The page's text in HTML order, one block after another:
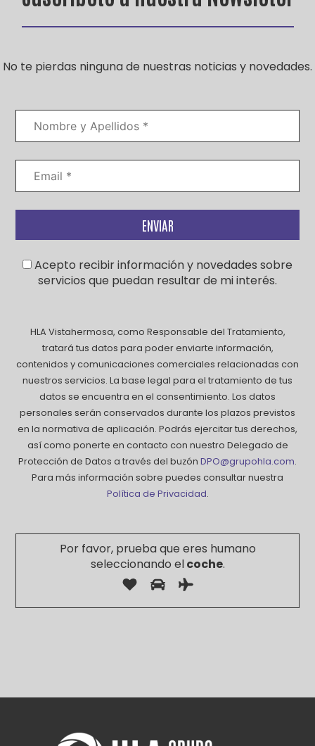
No te pierdas ninguna de nuestras noticias y novedades.
Acepto recibir información y novedades sobre
servicios que puedan resultar de mi interés.
HLA Vistahermosa, como Responsable del Tratamiento,
tratará tus datos para poder enviarte información,
contenidos y comunicaciones comerciales relacionadas con
nuestros servicios. La base legal para el tratamiento de tus
datos se encuentra en el consentimiento. Los datos
personales serán conservados durante los plazos previstos
en la normativa de aplicación. Podrás ejercitar tus derechos,
así como ponerte en contacto con nuestro Delegado de
Protección de Datos a través del buzón DPO@grupohla.com.
Para más información sobre puedes consultar nuestra
Política de Privacidad.
Por favor, prueba que eres humano
seleccionando elcoche.
campo